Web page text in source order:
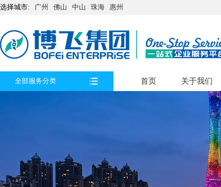
选择城市: 广州 佛山 中山 珠海 惠州
全部服务分类 首页 关于我们